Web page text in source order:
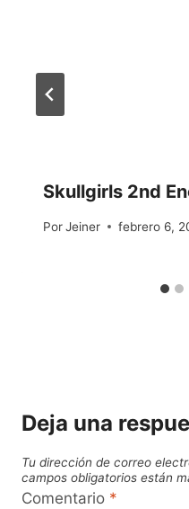
Skullgirls 2nd
PorJeiner febrero 6,
Deja una
Tu dirección de correo
campos obligatorios están
Comentario *